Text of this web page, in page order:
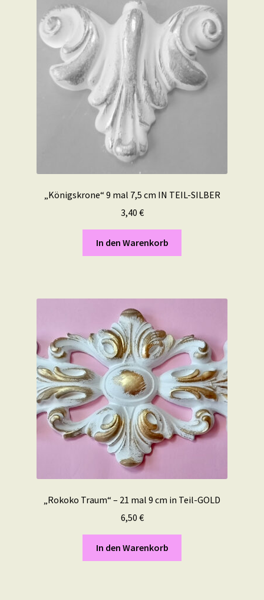
„Königskrone“ 9 mal 7,5 cm IN TEIL-SILBER
3,40 €
In den Warenkorb
„Rokoko Traum“ – 21 mal 9 cm in Teil-GOLD
6,50 €
In den Warenkorb